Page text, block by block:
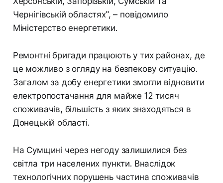
Чернігівській областях", – повідомило
Міністерство енергетики.
Ремонтні бригади працюють у тих районах, де
це можливо з огляду на безпекову ситуацію.
Загалом за добу енергетики змогли відновити
електропостачання для майже 12 тисяч
споживачів, більшість з яких знаходяться в
Донецькій області.
На Сумщині через негоду залишилися без
світла три населених пункти. Внаслідок
технологічних порушень частина споживачів